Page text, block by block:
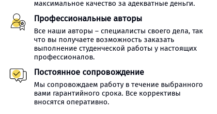
максимальное качество за адекватные деньги.
Профессиональные авторы
Все наши авторы – специалисты своего дела, так
что вы получаете возможность заказать
выполнение студенческой работы у настоящих
профессионалов.
Постоянное сопровождение
Мы сопровождаем работу в течение выбранного
вами гарантийного срока. Все коррективы
вносятся оперативно.